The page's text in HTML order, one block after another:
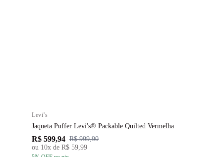
Levi's
Jaqueta Puffer Levi's® Packable Quilted Vermelha
R$ 599,94 R$ 999,90
ou 10x de R$ 59,99